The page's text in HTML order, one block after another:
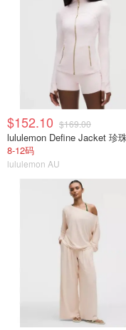
$152.10 $169.00
8-12码
lululemon AU